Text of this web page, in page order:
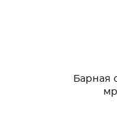
Барная